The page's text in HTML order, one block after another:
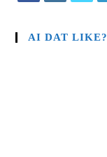
AI DAT LIKE?